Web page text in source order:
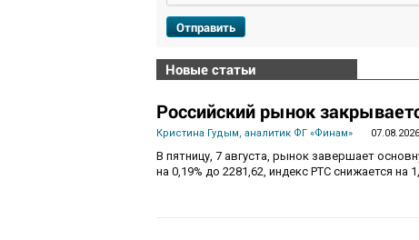
Отправить
Новые статьи
Российский рынок
Кристина Гудым, аналитик ФГ «Финам»
В пятницу, 7 августа, рынок завершает
на 0,19% до 2281,62, индекс РТС снижается на